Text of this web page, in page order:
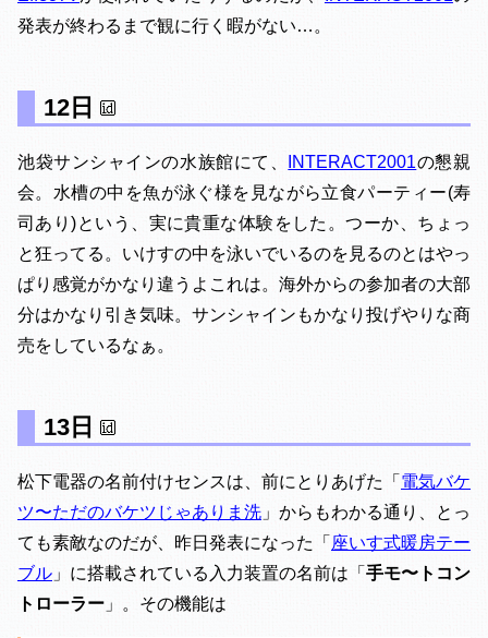
発表が終わるまで観に行く暇がない…。
12日
池袋サンシャインの水族館にて、 INTERACT2001の懇親
会。水槽の中を魚が泳ぐ様を見ながら立食パーティー(寿
司あり)という、実に貴重な体験をした。つーか、ちょっ
と狂ってる。いけすの中を泳いでいるのを見るのとはやっ
ぱり感覚がかなり違うよこれは。海外からの参加者の大部
分はかなり引き気味。サンシャインもかなり投げやりな商
売をしているなぁ。
13日
松下電器の名前付けセンスは、前にとりあげた「 電気バケ
ツ〜ただのバケツじゃありま洗 」からもわかる通り、とっ
ても素敵なのだが、昨日発表になった「 座いす式暖房テー
ブル 」に搭載されている入力装置の名前は「 手モ〜トコン
トローラー 」。その機能は